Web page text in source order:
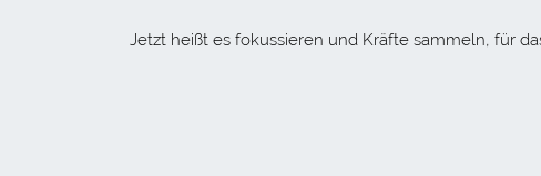
Jetzt heißt es fokussieren und Kräfte sammeln, für